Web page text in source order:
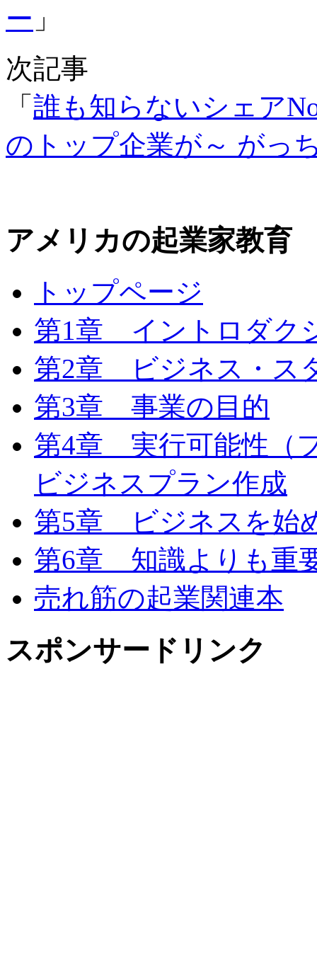
ー 」
次記事
「 誰も知らないシェア
のトップ企業が～ がっ
アメリカの起業家教育
トップページ
第1章 イントロダク
第2章 ビジネス・ス
第3章 事業の目的
第4章 実行可能性（
ビジネスプラン作成
第5章 ビジネスを始
第6章 知識よりも重
売れ筋の起業関連本
スポンサードリンク